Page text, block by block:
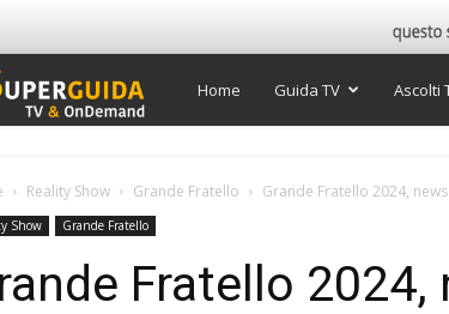
Super
Home Guida TV Ascolti
Reality Show Grande Fratello Grande Fratello 2024,
Show Grande Fratello
Fratello 2024,